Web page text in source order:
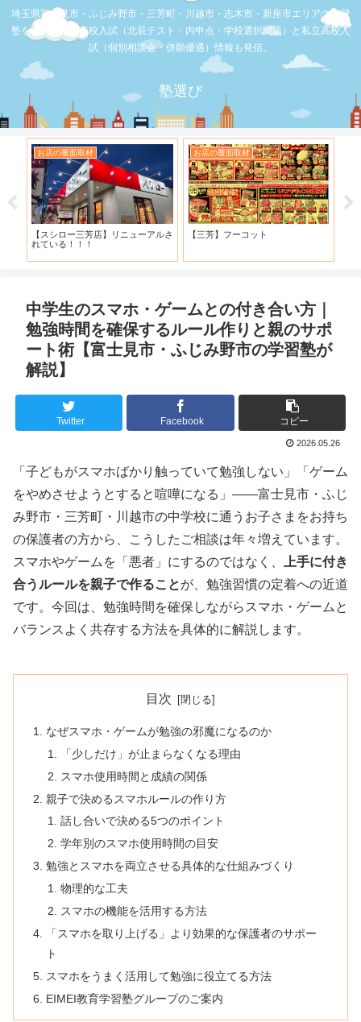
埼玉県富士見市・ふじみ野市・三芳町・川越市・志木市・新座市エリアの学習
塾を比較。公立高校入試（北辰テスト・内申点・学校選択問題）と私立高校入
試（個別相談会・併願優遇）情報も発信。
塾選び
お店の覆面取材
【スシロー三芳店】リニューアルさ
れている！！！
お店の覆面取材
【三芳】フーコット
中学生のスマホ・ゲームとの付き合い方｜
勉強時間を確保するルール作りと親のサポ
ート術【富士見市・ふじみ野市の学習塾が
解説】
Twitter Facebook コピー
2026.05.26
「子どもがスマホばかり触っていて勉強しない」「ゲーム
をやめさせようとすると喧嘩になる」——富士見市・ふじ
み野市・三芳町・川越市の中学校に通うお子さまをお持ち
の保護者の方から、こうしたご相談は年々増えています。
スマホやゲームを「悪者」にするのではなく、
上手に付き
合うルールを親子で作ることが、勉強習慣の定着への近道
です。今回は、勉強時間を確保しながらスマホ・ゲームと
バランスよく共存する方法を具体的に解説します。
目次
なぜスマホ・ゲームが勉強の邪魔になるのか
「少しだけ」が止まらなくなる理由
スマホ使用時間と成績の関係
親子で決めるスマホルールの作り方
話し合いで決める5つのポイント
学年別のスマホ使用時間の目安
勉強とスマホを両立させる具体的な仕組みづくり
物理的な工夫
スマホの機能を活用する方法
「スマホを取り上げる」より効果的な保護者のサポー
ト
スマホをうまく活用して勉強に役立てる方法
EIMEI教育学習塾グループのご案内